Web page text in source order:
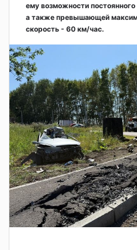
ему возможности
а также превышающей
скорость - 60 км/час.